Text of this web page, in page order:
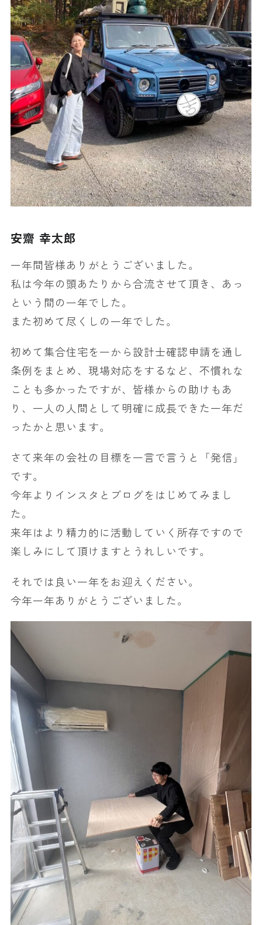
安齋 幸太郎
一年間皆様ありがとうございました。
私は今年の頭あたりから合流させて頂き、あっ
という間の一年でした。
また初めて尽くしの一年でした。
初めて集合住宅を一から設計士確認申請を通し
条例をまとめ、現場対応をするなど、不慣れな
ことも多かったですが、皆様からの助けもあ
り、一人の人間として明確に成長できた一年だ
ったかと思います。
さて来年の会社の目標を一言で言うと「発信」
です。
今年よりインスタとブログをはじめてみまし
た。
来年はより精力的に活動していく所存ですので
楽しみにして頂けますとうれしいです。
それでは良い一年をお迎えください。
今年一年ありがとうございました。